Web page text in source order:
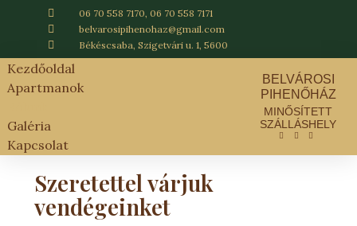
06 70 558 7170, 06 70 558 7171
belvarosipihenohaz@gmail.com
Békéscsaba, Szigetvári u. 1, 5600
Kezdőoldal
Apartmanok
Galéria
Kapcsolat
BELVÁROSI
PIHENŐHÁZ
MINŐSÍTETT
SZÁLLÁSHELY
Szeretettel várjuk
vendégeinket